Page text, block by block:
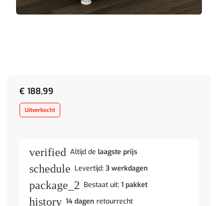
€ 188,99
Uitverkocht
verified Altijd de laagste prijs
schedule Levertijd: 3 werkdagen
package_2 Bestaat uit: 1 pakket
history 14 dagen retourrecht